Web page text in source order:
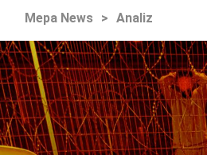
Mepa News > Analiz